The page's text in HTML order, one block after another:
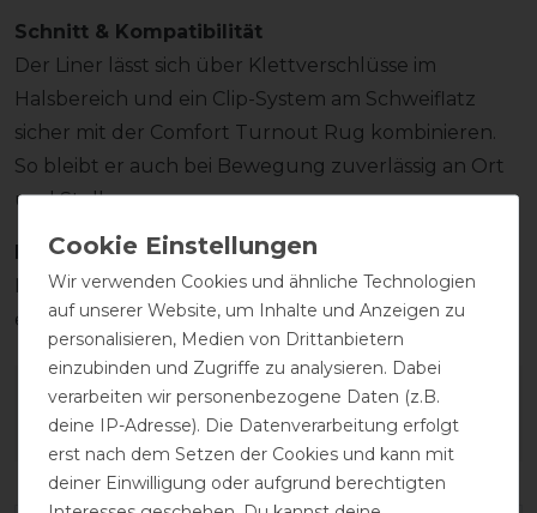
Schnitt & Kompatibilität
Der Liner lässt sich über Klettverschlüsse im
Halsbereich und ein Clip-System am Schweiflatz
sicher mit der Comfort Turnout Rug kombinieren.
So bleibt er auch bei Bewegung zuverlässig an Ort
und Stelle.
Pflegehinweis
Maschinenwaschbar bei 30 °C. Lufttrocknung
empfohlen – nicht im Trockner verwenden.
Wie hat dir die Artikelbeschreibung
gefallen?
Wir verwenden Cookies und ähnliche Technologien
auf unserer Website, um Inhalte und Anzeigen zu
personalisieren, Medien von Drittanbietern
einzubinden und Zugriffe zu analysieren. Dabei
verarbeiten wir personenbezogene Daten (z.B.
deine IP-Adresse). Die Datenverarbeitung erfolgt
erst nach dem Setzen der Cookies und kann mit
deiner Einwilligung oder aufgrund berechtigten